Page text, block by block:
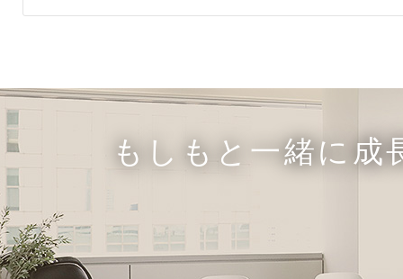
もしもと一緒に成